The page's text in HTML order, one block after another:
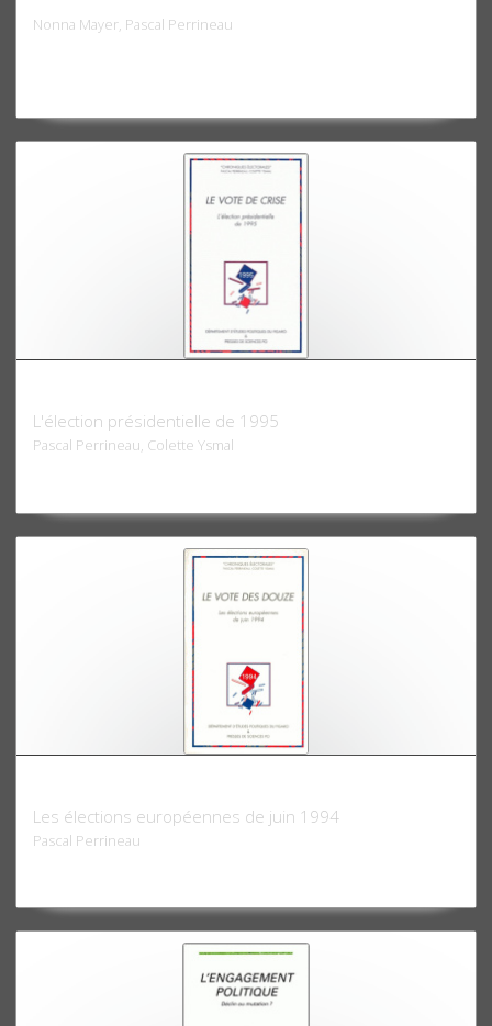
Nonna Mayer, Pascal Perrineau
L'élection présidentielle de 1995
Pascal Perrineau, Colette Ysmal
Les élections européennes de juin 1994
Pascal Perrineau